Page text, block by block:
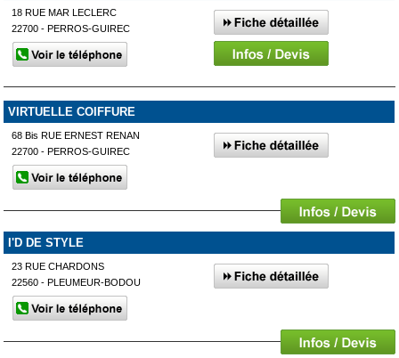
18 RUE MAR LECLERC
22700 - PERROS-GUIREC
VIRTUELLE COIFFURE
68 Bis RUE ERNEST RENAN
22700 - PERROS-GUIREC
I'D DE STYLE
23 RUE CHARDONS
22560 - PLEUMEUR-BODOU